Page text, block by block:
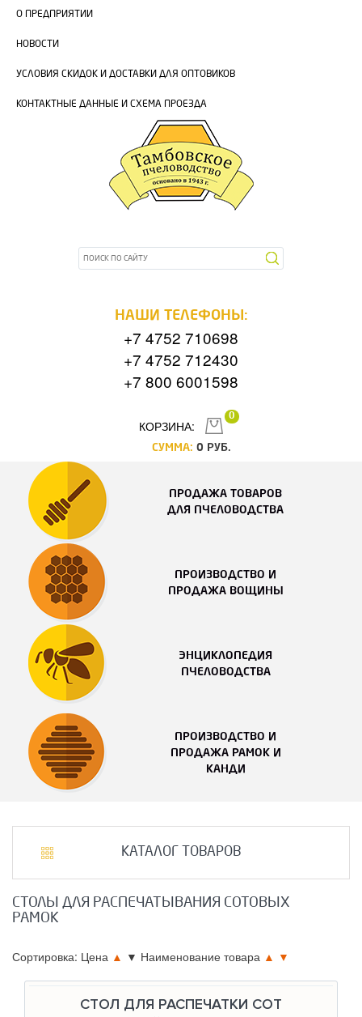
О ПРЕДПРИЯТИИ
НОВОСТИ
УСЛОВИЯ СКИДОК И ДОСТАВКИ ДЛЯ ОПТОВИКОВ
КОНТАКТНЫЕ ДАННЫЕ И СХЕМА ПРОЕЗДА
НАШИ ТЕЛЕФОНЫ:
+7 4752 710698
+7 4752 712430
+7 800 6001598
КОРЗИНА:
0
СУММА: 0 РУБ.
ПРОДАЖА ТОВАРОВ
ДЛЯ ПЧЕЛОВОДСТВА
ПРОИЗВОДСТВО И
ПРОДАЖА ВОЩИНЫ
ЭНЦИКЛОПЕДИЯ
ПЧЕЛОВОДСТВА
ПРОИЗВОДСТВО И
ПРОДАЖА РАМОК И
КАНДИ
КАТАЛОГ ТОВАРОВ
СТОЛЫ ДЛЯ РАСПЕЧАТЫВАНИЯ СОТОВЫХ
РАМОК
Сортировка: Цена ▲ ▼ Наименование товара ▲ ▼
СТОЛ ДЛЯ РАСПЕЧАТКИ СОТ